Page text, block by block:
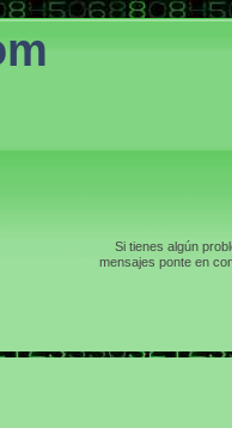
Si tienes algún
mensajes ponte en